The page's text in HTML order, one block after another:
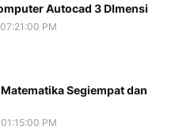
Autocad 3 DImensi
PM
Segiempat dan
PM